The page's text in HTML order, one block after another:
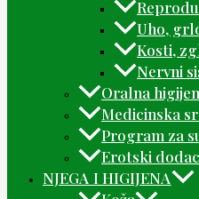
Uho,
Kosti,
Nervni
Oralna
Medicinska
Program za
Erotski
NJEGA I HIGIJENA